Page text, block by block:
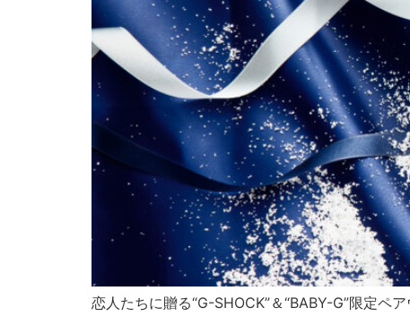
恋人たちに贈る“G-SHOCK”＆“BABY-G”限定ペ